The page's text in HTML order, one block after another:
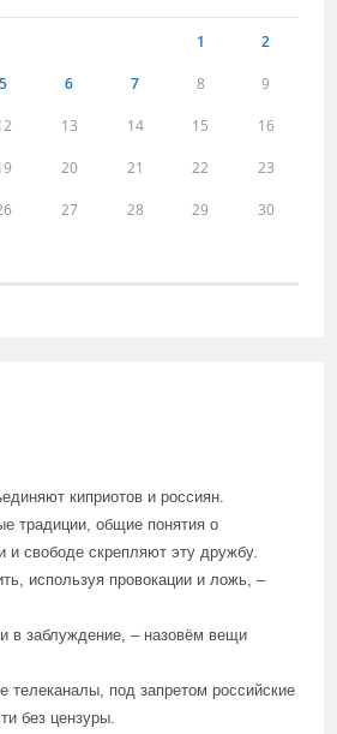
1 2
5 6 7 8 9
13 14 15 16
20 21 22 23
27 28 29 30
киприотов и россиян.
традиции, общие понятия о
и свободе скрепляют эту дружбу.
используя провокации и ложь, –
в заблуждение, – назовём вещи
телеканалы, под запретом российские
без цензуры.